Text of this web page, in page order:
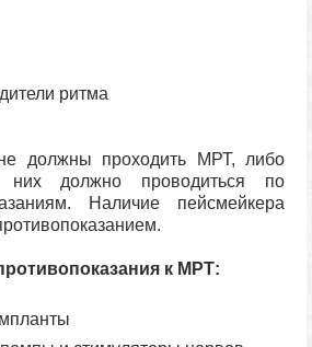
ритма
должны проходить МРТ, либо
них должно проводиться по
Наличие пейсмейкера
к МРТ: